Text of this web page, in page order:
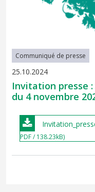
Communiqué de presse
25.10.2024
Invitation presse
du 4 novembre
PDF / 138.23kB)